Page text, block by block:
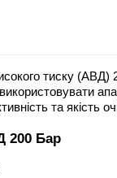
тиску (АВД)
та якість
200 Бар